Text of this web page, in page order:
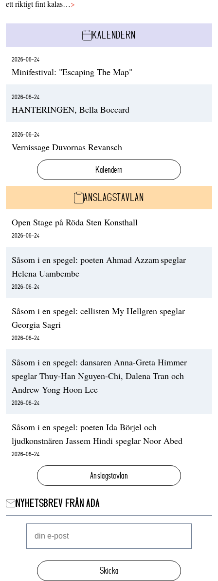
ett riktigt fint kalas…>
KALENDERN
2026-06-24
Minifestival: "Escaping The Map"
2026-06-24
HANTERINGEN, Bella Boccard
2026-06-24
Vernissage Duvornas Revansch
Kalendern
ANSLAGSTAVLAN
Open Stage på Röda Sten Konsthall
2026-06-24
Såsom i en spegel: poeten Ahmad Azzam speglar
Helena Uambembe
2026-06-24
Såsom i en spegel: cellisten My Hellgren speglar
Georgia Sagri
2026-06-24
Såsom i en spegel: dansaren Anna-Greta Himmer
speglar Thuy-Han Nguyen-Chi, Dalena Tran och
Andrew Yong Hoon Lee
2026-06-24
Såsom i en spegel: poeten Ida Börjel och
ljudkonstnären Jassem Hindi speglar Noor Abed
2026-06-24
Anslagstavlan
NYHETSBREV FRÅN ADA
Skicka